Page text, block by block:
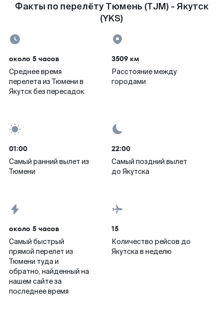
Факты по перелёту Тюмень (TJM) - Якутск
(YKS)
около 5 часов
Среднее время
перелета из Тюмени в
Якутск без пересадок
3509 км
Расстояние между
городами
01:00
Самый ранний вылет из
Тюмени
22:00
Самый поздний вылет
до Якутска
около 5 часов
Самый быстрый
прямой перелет из
Тюмени туда и
обратно, найденный на
нашем сайте за
последнее время
15
Количество рейсов до
Якутска в неделю